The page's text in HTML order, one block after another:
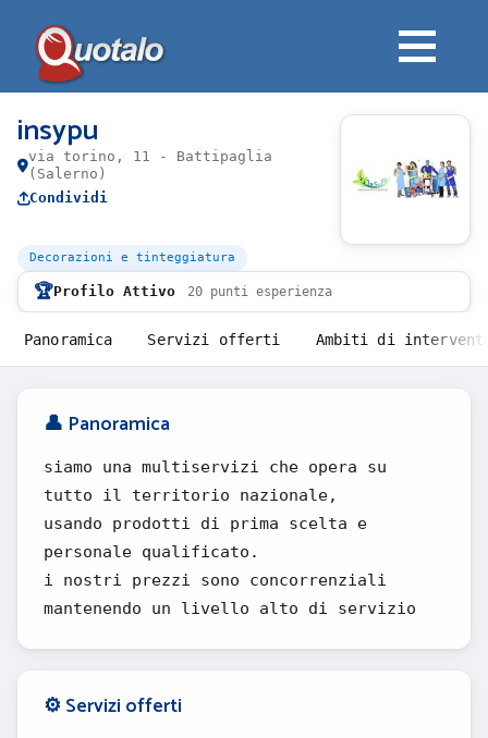
insypu
via torino, 11 - Battipaglia
(Salerno)
Condividi
Decorazioni e tinteggiatura
🏆Profilo Attivo 20 punti esperienza
Panoramica Servizi offerti Ambiti di
👤 Panoramica
siamo una multiservizi che opera su
tutto il territorio nazionale,
usando prodotti di prima scelta e
personale qualificato.
i nostri prezzi sono concorrenziali
mantenendo un livello alto di servizio
⚙️ Servizi offerti